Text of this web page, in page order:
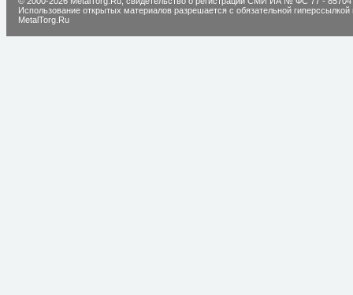
Использование открытых материалов разрешается с обязательной гиперссылкой
MetalTorg.Ru